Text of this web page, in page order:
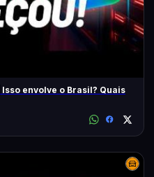
Isso envolve o Brasil? Quais